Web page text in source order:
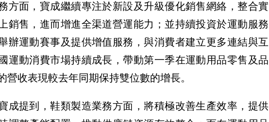
方面，寶成繼續專注於新設及升級優化銷售網絡，整合實
銷售，進而增進全渠道營運能力；並持續投資於運動服務
辦運動賽事及提供增值服務，與消費者建立更多連結與互
運動消費市場持續成長，帶動第一季在運動用品零售及品
營收表現較去年同期保持雙位數的增長。
成提到，鞋類製造業務方面，將積極改善生產效率，提供